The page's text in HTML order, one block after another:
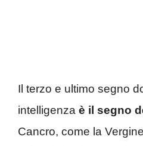
Il terzo e ultimo segno
intelligenza è il segno
Cancro, come la